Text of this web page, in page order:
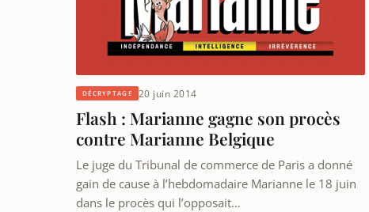
DÉCRYPTAGE 20 juin 2014
Flash : Marianne gagne son procès
contre Marianne Belgique
Le juge du Tribunal de commerce de Paris a donné
gain de cause à l’hebdomadaire Marianne le 18 juin
dans le procès qui l’opposait…